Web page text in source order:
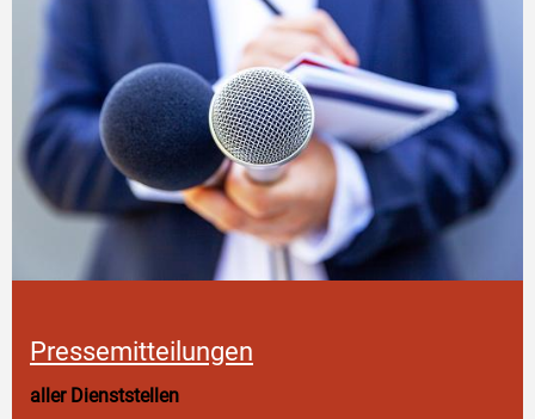
Pressemitteilungen
aller Dienststellen